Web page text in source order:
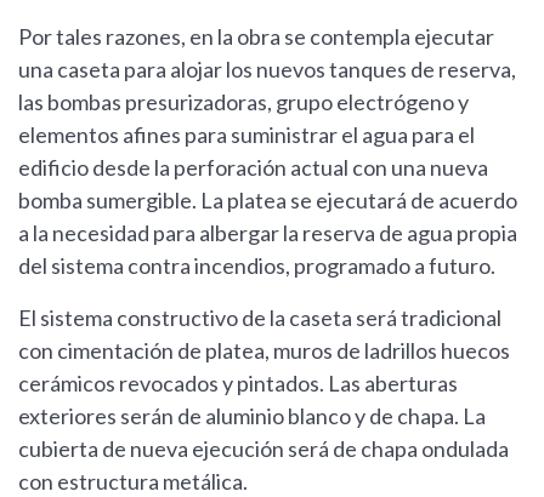
Por tales razones, en la obra se contempla ejecutar
una caseta para alojar los nuevos tanques de reserva,
las bombas presurizadoras, grupo electrógeno y
elementos afines para suministrar el agua para el
edificio desde la perforación actual con una nueva
bomba sumergible. La platea se ejecutará de acuerdo
a la necesidad para albergar la reserva de agua propia
del sistema contra incendios, programado a futuro.
El sistema constructivo de la caseta será tradicional
con cimentación de platea, muros de ladrillos huecos
cerámicos revocados y pintados. Las aberturas
exteriores serán de aluminio blanco y de chapa. La
cubierta de nueva ejecución será de chapa ondulada
con estructura metálica.